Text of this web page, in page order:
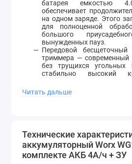
батарея емкостью
обеспечивает
на одном заряде. Этого
для полноценной
большого
вынужденных пауз.
Передовой бесщеточный
триммера — современный
без трущихся
стабильно высокий
увеличенным в несколько
по сравнению с
пространства,
работы.
Двойная режущая
надежной катушкой с
Читать дальше
Технические
аккумуляторный Worx
комплекте АКБ 4А/ч + ЗУ